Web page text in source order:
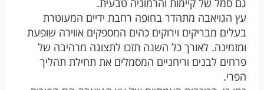
גם סמל של קיימות והרמוניה טבעית.
עץ הגויאבה מתהדר בחופה רחבת ידיים המעוטרת
בעלים מבריקים וירוקים כהים המספקים אווירה שופעת
ומזמינה. לאורך כל השנה תזכו לתצוגה מרהיבה של
פרחים לבנים וריחניים המסמלים את תחילת תהליך
הפרי.